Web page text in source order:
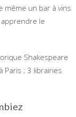
même un bar à vins
le
Shakespeare
Paris ; 3 librairies